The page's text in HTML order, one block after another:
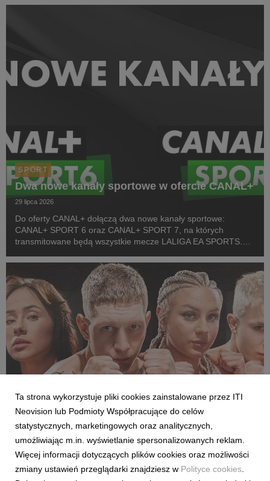
Pierwszym wydarzeniem prezentowanym w CANAL+ SPORT 5
SPORT
Dwa nowe kanały sportowe w ofercie CANAL+
29 lipca 2026
Do oferty CANAL+ dołączą dwa nowe kanały sportowe:
CANAL+ SPORT 6 oraz CANAL+ SPORT 7, na których
transmitowane będą wszystkie mecze LALIGA EA SPORTS.
pierwszej kolejki sezonu 2026/27 ligi hiszpańskiej, po formaln...
SPORT
Pełne walki półfinałowe „Projekt Fighter” już
w serwisie streamingowym CANAL+
29 lipca 2026
W serwisie streamingowym CANAL+ opublikowano dodatkowy,
Ta strona wykorzystuje pliki cookies zainstalowane przez ITI
Neovision lub Podmioty Współpracujące do celów
statystycznych, marketingowych oraz analitycznych,
umożliwiając m.in. wyświetlanie spersonalizowanych reklam.
Więcej informacji dotyczących plików cookies oraz możliwości
zmiany ustawień przeglądarki znajdziesz w Polityce cookies